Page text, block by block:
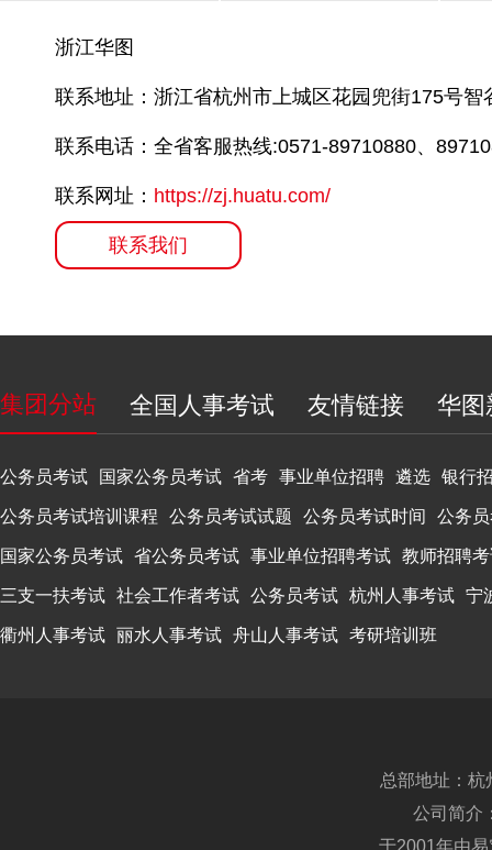
浙江华图
联系地址：浙江省杭州市上城区花园兜街175号
联系电话：全省客服热线:0571-89710880、
联系网址： https://zj.huatu.com/
联系我们
集团分站 全国人事考试 友情链接 华图
公务员考试 国家公务员考试 省考 事业单位招聘 遴选 银行
公务员考试培训课程 公务员考试试题 公务员考试时间 公务
国家公务员考试 省公务员考试 事业单位招聘考试 教师招聘
三支一扶考试 社会工作者考试 公务员考试 杭州人事考试 宁
衢州人事考试 丽水人事考试 舟山人事考试 考研培训班
总部地址：杭
公司简介
于2001年由